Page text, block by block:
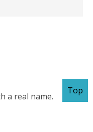
a real name.
Top